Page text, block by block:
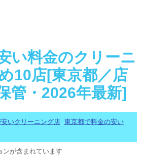
い料金のクリーニ
10店[東京都／店
管・2026年最新]
いクリーニング店, 東京都で料金の安い
ンが含まれています